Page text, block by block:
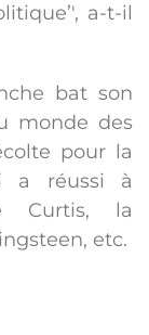
a-t-il
bat son
monde des
pour la
a réussi à
Curtis, la
etc.